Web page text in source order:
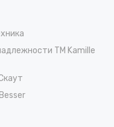
TM Kamille